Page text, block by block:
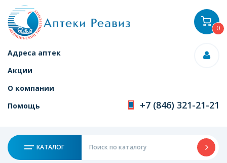
Адреса аптек
Акции
О компании
Помощь
+7 (846) 321-21-21
КАТАЛОГ
0